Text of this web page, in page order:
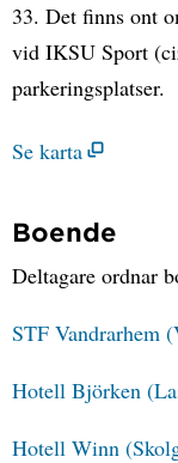
33. Det finns ont
vid IKSU Sport
parkeringsplatser.
Se karta
Boende
Deltagare ordnar
STF Vandrarhem
Hotell Björken
Hotell Winn